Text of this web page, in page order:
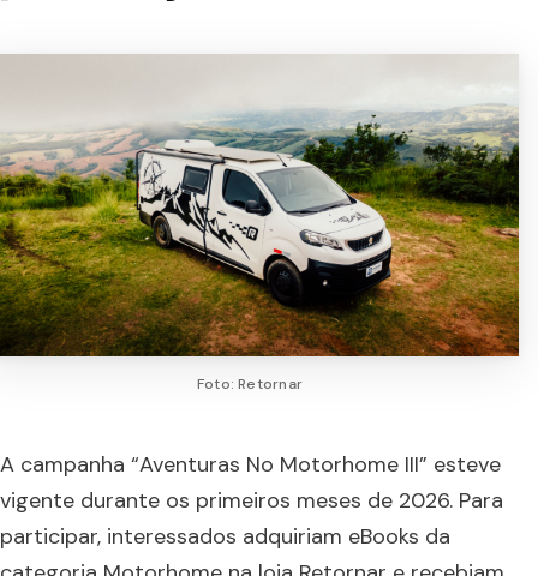
Foto: Retornar
A campanha “Aventuras No Motorhome III” esteve
vigente durante os primeiros meses de 2026. Para
participar, interessados adquiriam eBooks da